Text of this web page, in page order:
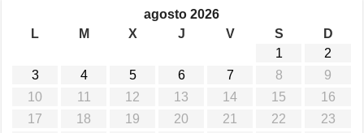
agosto 2026
L
M X J V S
D
1
2
3
4 5 6 7 8
9
10
11 12 13 14 15
16
17
18 19 20 21 22
23